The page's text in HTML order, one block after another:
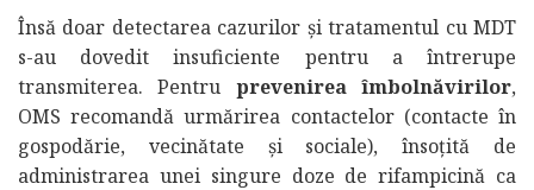
Însă doar detectarea cazurilor și tratamentul cu MDT
s-au dovedit insuficiente pentru a întrerupe
transmiterea. Pentru prevenirea îmbolnăvirilor,
OMS recomandă urmărirea contactelor (contacte în
gospodărie, vecinătate și sociale), însoțită de
administrarea unei singure doze de rifampicină ca